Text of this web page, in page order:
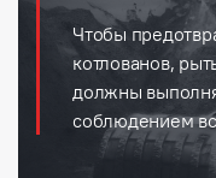
Чтобы
котлованов,
должны
соблюдением